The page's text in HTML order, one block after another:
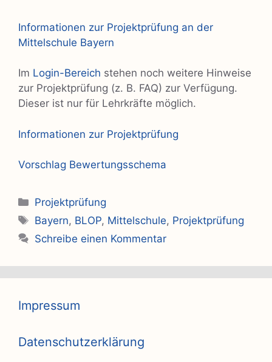
Informationen zur Projektprüfung an der
Mittelschule Bayern
Im Login-Bereich stehen noch weitere Hinweise
zur Projektprüfung (z. B. FAQ) zur Verfügung.
Dieser ist nur für Lehrkräfte möglich.
Informationen zur Projektprüfung
Vorschlag Bewertungsschema
Kategorien
Projektprüfung
Schlagwörter
Bayern, BLOP, Mittelschule, Projektprüfung
Schreibe einen Kommentar
Impressum
Datenschutzerklärung